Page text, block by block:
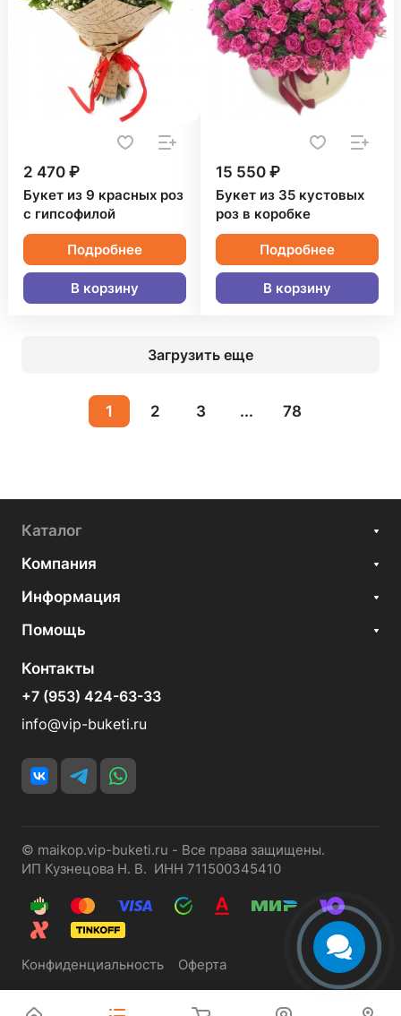
2 470 ₽
Букет из 9 красных роз
с гипсофилой
Подробнее
В корзину
15 550 ₽
Букет из 35 кустовых
роз в коробке
Подробнее
В корзину
Загрузить еще
1 2 3 ... 78
Каталог
Компания
Информация
Помощь
Контакты
+7 (953) 424-63-33
info@vip-buketi.ru
© maikop.vip-buketi.ru - Все права защищены.
ИП Кузнецова Н. В. ИНН 711500345410
Конфиденциальность Оферта